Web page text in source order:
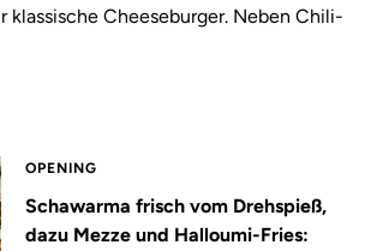
klassische Cheeseburger. Neben Chili-
OPENING
Schawarma frisch vom Drehspieß,
dazu Mezze und Halloumi-Fries: